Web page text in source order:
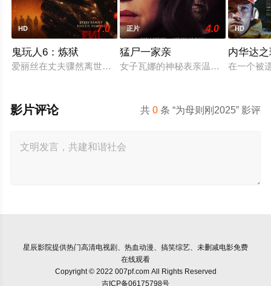
HD 7.0
鬼玩人6：炼狱
爱丽丝在丈夫骤然离世后深陷悲痛，受邀前往公婆的乡间庄园
正片 4.0
猛尸一家亲
女子瓦娜的神秘表亲温思罗普突然仓
HD
内华达
在一个被
共0 条 “为母则刚2025” 影评
影片评论
星辰影院提供热门高清电视剧、热血动漫、搞笑综艺、未删减电影免费
在线观看
Copyright © 2022 007pf.com All Rights Reserved
吉ICP备06175798号